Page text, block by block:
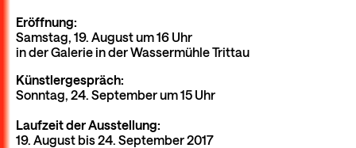
Eröffnung:
Samstag, 19. August um 16 Uhr
in der Galerie in der Wassermühle Trittau
Künstlergespräch:
Sonntag, 24. September um 15 Uhr
Laufzeit der Ausstellung:
19. August bis 24. September 2017